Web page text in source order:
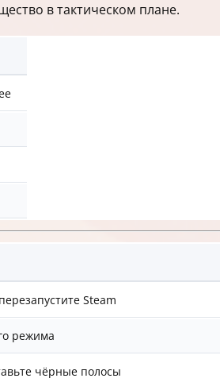
в тактическом плане.
Steam
режима
чёрные полосы